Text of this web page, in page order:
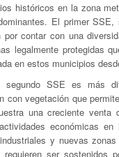
históricos en la zona
El primer
contar con una
legalmente protegidas
en estos municipios
segundo SSE es más
con vegetación que
una creciente
económicas
y nuevas
requieren ser